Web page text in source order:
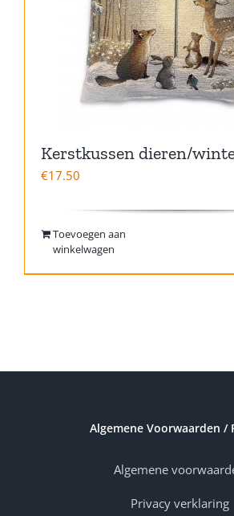
Kerstkussen dieren/
€17.50
Toevoegen aan
winkelwagen
Algemene Voorwaarden /
Algemene
Privacy verklaring